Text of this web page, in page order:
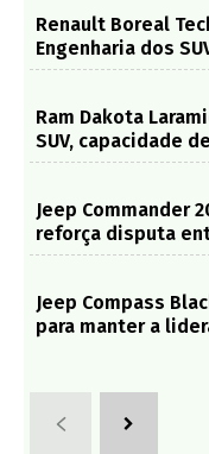
Renault Boreal
Engenharia dos
Ram Dakota
SUV, capacidade
Jeep Commander
reforça disputa
Jeep Compass
para manter a